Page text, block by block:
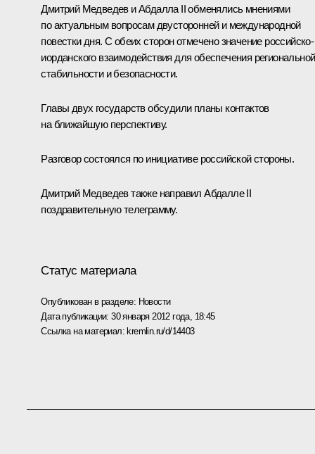
Дмитрий Медведев иАбдалла IIобменялись мнениями
по актуальным вопросам двусторонней и международной
повестки дня. С обеих сторон отмечено значение российско-
иорданского взаимодействия для обеспечения региональной
стабильности и безопасности.
Главы двух государств обсудили планы контактов
на ближайшую перспективу.
Разговор состоялся по инициативе российской стороны.
Дмитрий Медведев также направил Абдалле II
поздравительную телеграмму.
Статус материала
Опубликован в разделе: Новости
Дата публикации:30 января 2012 года, 18:45
Ссылка на материал: kremlin.ru/d/14403